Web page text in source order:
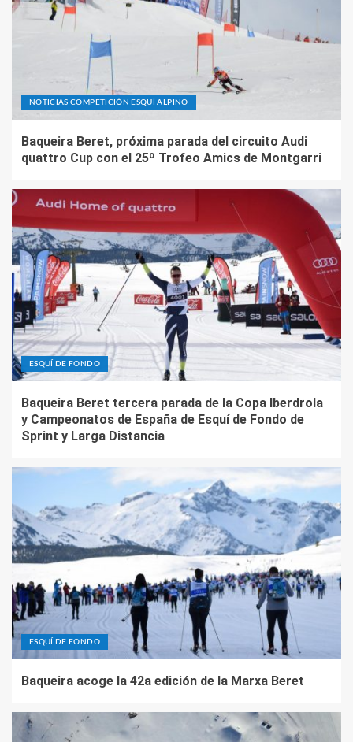
NOTICIAS COMPETICIÓN ESQUÍ ALPINO
Baqueira Beret, próxima parada del circuito Audi
quattro Cup con el 25º Trofeo Amics de Montgarri
ESQUÍ DE FONDO
Baqueira Beret tercera parada de la Copa Iberdrola
y Campeonatos de España de Esquí de Fondo de
Sprint y Larga Distancia
ESQUÍ DE FONDO
Baqueira acoge la 42a edición de la Marxa Beret